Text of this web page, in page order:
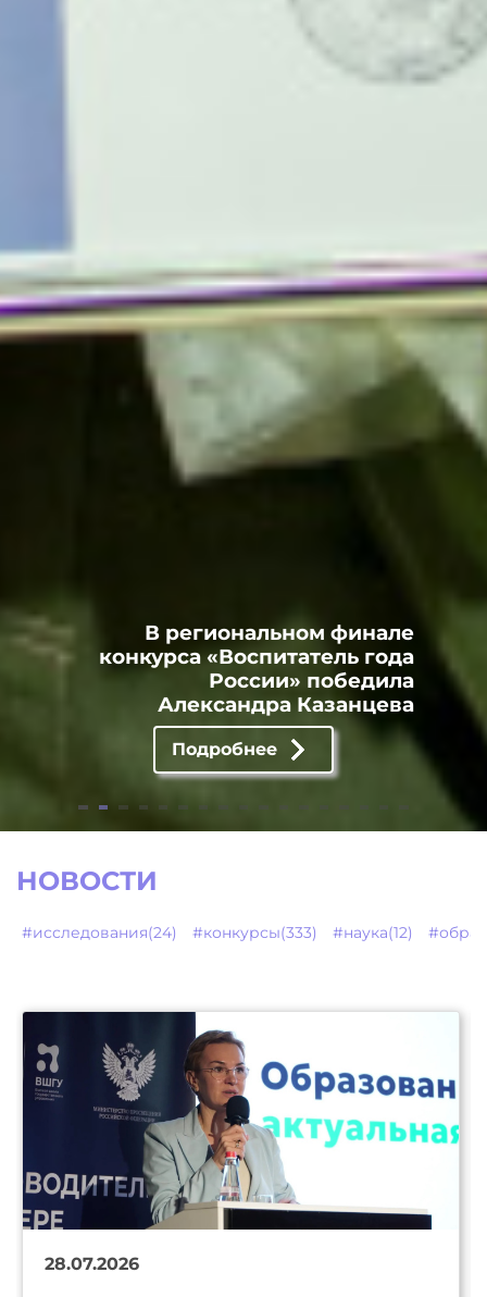
В региональном финале
конкурса «Воспитатель года
России» победила
Александра Казанцева
Подробнее
НОВОСТИ
#исследования(24) #конкурсы(333) #наука(12)
28.07.2026